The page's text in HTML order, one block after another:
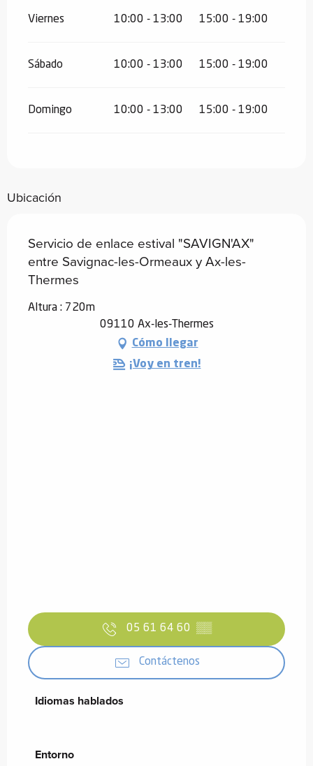
Viernes 10:00 - 13:00 15:00 - 19:00
Sábado 10:00 - 13:00 15:00 - 19:00
Domingo 10:00 - 13:00 15:00 - 19:00
Ubicación
Servicio de enlace estival "SAVIGN'AX"
entre Savignac-les-Ormeaux y Ax-les-
Thermes
Altura : 720m
09110 Ax-les-Thermes
Cómo llegar
¡Voy en tren!
05 61 64 60 ▒▒
Contáctenos
Idiomas hablados
Idiomas hablados
Entorno
Entorno